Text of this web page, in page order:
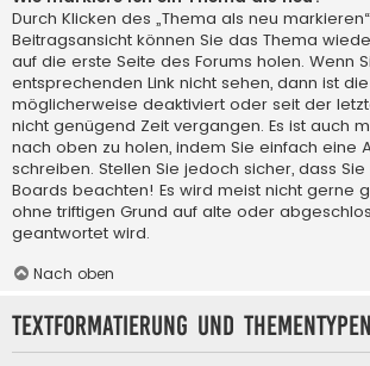
Durch Klicken des „Thema als neu
Beitragsansicht können Sie das Thema
auf die erste Seite des Forums holen. Wenn
entsprechenden Link nicht sehen, dann ist die
möglicherweise deaktiviert oder seit der
nicht genügend Zeit vergangen. Es ist auch
nach oben zu holen, indem Sie einfach eine
schreiben. Stellen Sie jedoch sicher, dass
Boards beachten! Es wird meist nicht gerne
ohne triftigen Grund auf alte oder
geantwortet wird.
Nach oben
Textformatierung und Thementypen